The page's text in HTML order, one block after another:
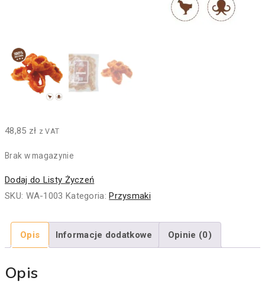
48,85 zł z VAT
Brak w magazynie
Dodaj do Listy Życzeń
SKU: WA-1003 Kategoria:Przysmaki
Opis Informacje dodatkowe Opinie (0)
Opis